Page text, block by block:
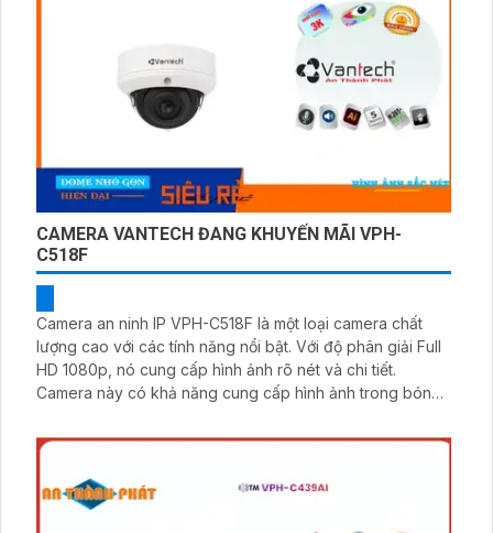
CAMERA VANTECH ĐANG KHUYẾN MÃI VPH-
C518F
Camera an ninh IP VPH-C518F là một loại camera chất
lượng cao với các tính năng nổi bật. Với độ phân giải Full
HD 1080p, nó cung cấp hình ảnh rõ nét và chi tiết.
Camera này có khả năng cung cấp hình ảnh trong bóng
nó có khả năng xoay ngang 360 độ và nghiên dọc 90